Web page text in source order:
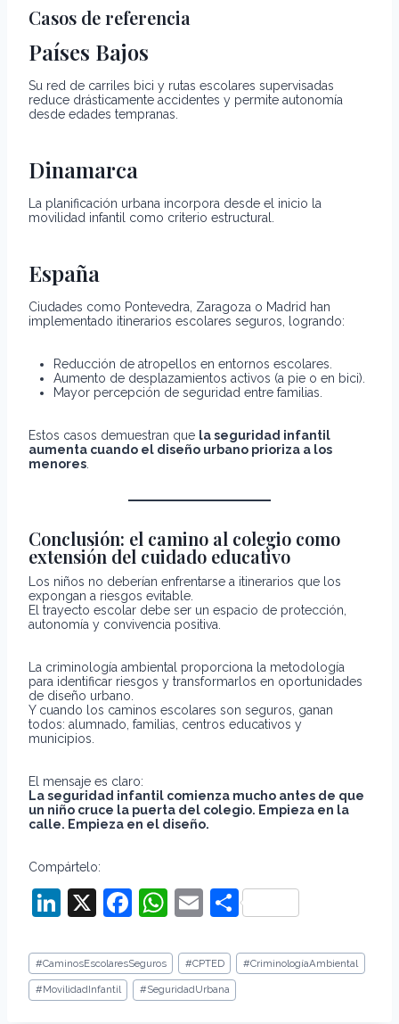
Casos de referencia
Países Bajos
Su red de carriles bici y rutas escolares supervisadas
reduce drásticamente accidentes y permite autonomía
desde edades tempranas.
Dinamarca
La planificación urbana incorpora desde el inicio la
movilidad infantil como criterio estructural.
España
Ciudades como Pontevedra, Zaragoza o Madrid han
implementado itinerarios escolares seguros, logrando:
Reducción de atropellos en entornos escolares.
Aumento de desplazamientos activos (a pie o en bici).
Mayor percepción de seguridad entre familias.
Estos casos demuestran que la seguridad infantil
aumenta cuando el diseño urbano prioriza a los
menores
Conclusión: el camino al colegio como
extensión del cuidado educativo
Los niños no deberían enfrentarse a itinerarios que los
expongan a riesgos evitable.
El trayecto escolar debe ser un espacio de protección,
autonomía y convivencia positiva.
La criminología ambiental proporciona la metodología
para identificar riesgos y transformarlos en oportunidades
de diseño urbano.
Y cuando los caminos escolares son seguros, ganan
todos: alumnado, familias, centros educativos y
municipios.
El mensaje es claro:
La seguridad infantil comienza mucho antes de que
un niño cruce la puerta del colegio. Empieza en la
calle. Empieza en el diseño.
Compártelo:
Li
k
e
X
F
c
e
W
at
s
E
ai
l
C
m
Etiquetas
de
la
entrada:
#CaminosEscolaresSeguros #CPTED #CriminologíaAmbiental
#MovilidadInfantil #SeguridadUrbana